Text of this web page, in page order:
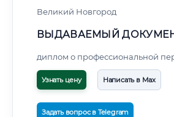
Великий Новгород
ВЫДАВАЕМЫЙ
диплом о профессиональной
Узнать цену Написать в Max
Задать вопрос в Telegram